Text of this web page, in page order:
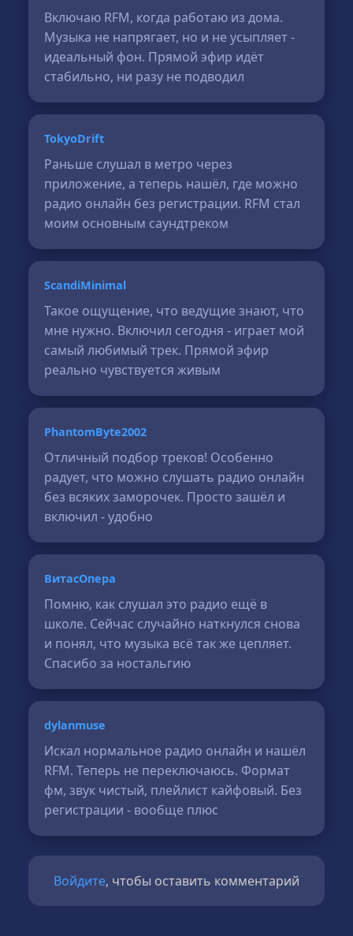
Включаю RFM, когда работаю из дома.
Музыка не напрягает, но и не усыпляет -
идеальный фон. Прямой эфир идёт
стабильно, ни разу не подводил
TokyoDrift
Раньше слушал в метро через
приложение, а теперь нашёл, где можно
радио онлайн без регистрации. RFM стал
моим основным саундтреком
ScandiMinimal
Такое ощущение, что ведущие знают, что
мне нужно. Включил сегодня - играет мой
самый любимый трек. Прямой эфир
реально чувствуется живым
PhantomByte2002
Отличный подбор треков! Особенно
радует, что можно слушать радио онлайн
без всяких заморочек. Просто зашёл и
включил - удобно
ВитасОпера
Помню, как слушал это радио ещё в
школе. Сейчас случайно наткнулся снова
и понял, что музыка всё так же цепляет.
Спасибо за ностальгию
dylanmuse
Искал нормальное радио онлайн и нашёл
RFM. Теперь не переключаюсь. Формат
фм, звук чистый, плейлист кайфовый. Без
регистрации - вообще плюс
Войдите, чтобы оставить комментарий